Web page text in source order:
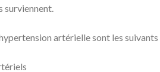
surviennent.
artérielle sont les suivants